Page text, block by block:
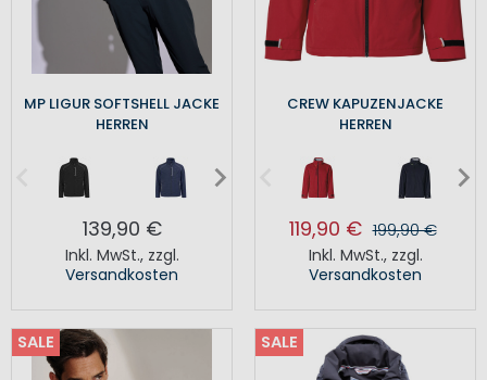
MP LIGUR SOFTSHELL JACKE
HERREN
139,90 €
Inkl. MwSt., zzgl.
Versandkosten
CREW KAPUZENJACKE
HERREN
119,90 € 199,90 €
Inkl. MwSt., zzgl.
Versandkosten
SALE SALE